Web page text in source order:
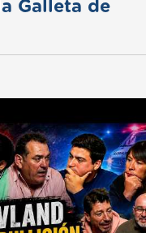
Galleta de